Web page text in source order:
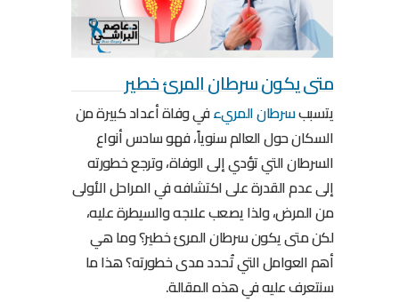
متى يكون سرطان المرئ خطير
يتسببسرطان المريءفي وفاة أعداد كبيرة من
السكان حول العالم سنوياً، فهو سادس أنواع
السرطان التي تؤدي إلى الوفاة، وترجع خطورته
إلى عدم القدرة على اكتشافه في المراحل الأولى
من المرض، ولذا يصعب علاجه والسيطرة عليه،
لكن متى يكون سرطان المرئ خطير؟ وما هي
أهم العوامل التي تُحدد مدى خطورته؟ هذا ما
سنتعرف عليه في هذه المقالة.